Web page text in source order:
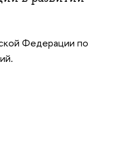
Федерации по